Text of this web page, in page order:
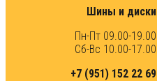
Шины и диски
Пн-Пт 09.00-19.00
Сб-Вс 10.00-17.00
+7 (951) 152 22 69